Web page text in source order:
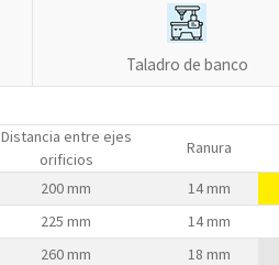
Taladro de banco
Distancia entre ejes
orificios
Ranura
200 mm
14 mm
225 mm
14 mm
260 mm
18 mm